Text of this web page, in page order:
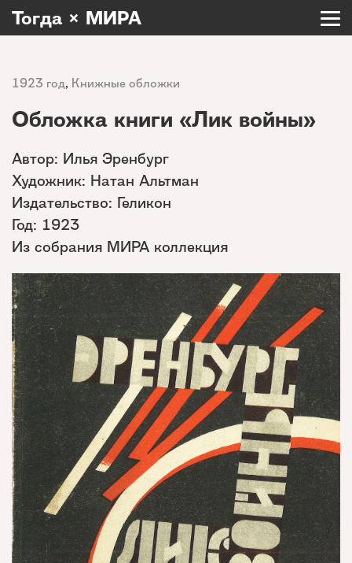
Тогда × МИРА
1923 год, Книжные обложки
Обложка книги «Лик войны»
Автор: Илья Эренбург
Художник: Натан Альтман
Издательство: Геликон
Год: 1923
Из собрания МИРА коллекция